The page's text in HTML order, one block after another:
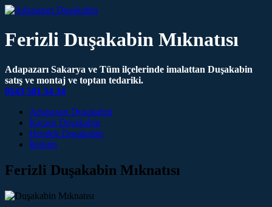
Ferizli Duşakabin Mıknatısı
Adapazarı Sakarya ve Tüm ilçelerinde imalattan Duşakabin
satış ve montaj ve toptan tedariki.
0543 501 54 34
Main Navigation
Adapazarı Duşakabin
Karasu Duşakabin
Hendek Duşakabin
İletişim
Ferizli Duşakabin Mıknatısı